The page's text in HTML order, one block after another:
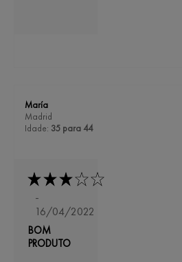
María
Madrid
Idade: 35 para 44
-
16/04/2022
BOM
PRODUTO